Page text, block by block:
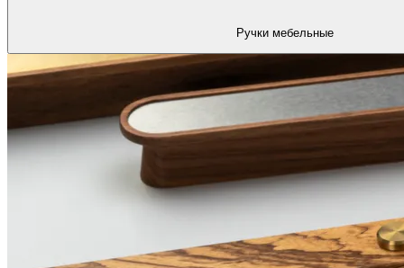
Ручки мебельные